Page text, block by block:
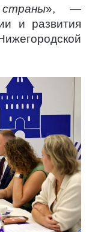
», —
и развития